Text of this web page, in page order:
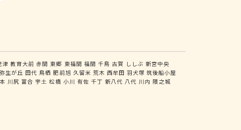
津 教育大前 赤間 東郷 東福間 福間 千鳥 古賀 ししぶ 新宮中央
弥生が丘 田代 鳥栖 肥前旭 久留米 荒木 西牟田 羽犬塚 筑後船小屋
川尻 富合 宇土 松橋 小川 有佐 千丁 新八代 八代 川内 隈之城